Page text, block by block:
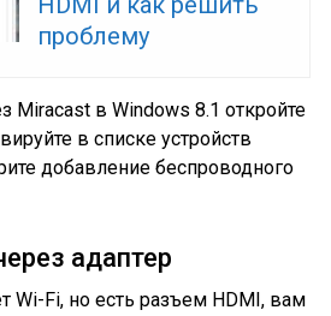
проблему
Miracast в Windows 8.1 откройте
в списке устройств
добавление беспроводного
адаптер
Wi-Fi, но есть разъем HDMI, вам